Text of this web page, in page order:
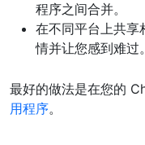
程序之间合并。
在不同平台上共享
情并让您感到难过。
最好的做法是在您的
用程序。